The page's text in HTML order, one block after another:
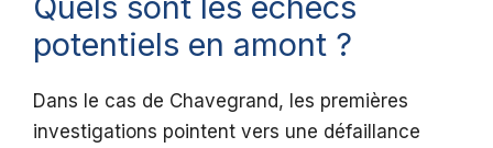
potentiels en amont ?
Dans le cas de Chavegrand, les premières
investigations pointent vers une défaillance